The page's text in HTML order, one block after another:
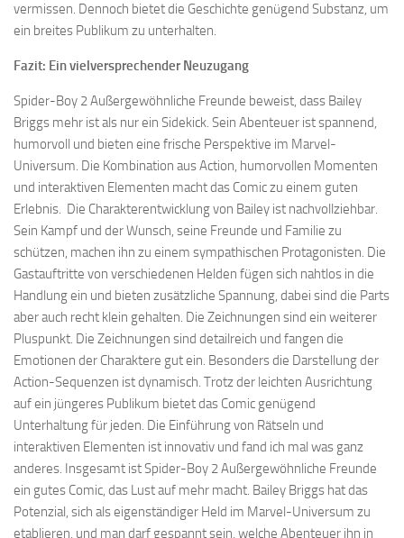
vermissen. Dennoch bietet die Geschichte genügend Substanz, um
ein breites Publikum zu unterhalten.
Fazit: Ein vielversprechender Neuzugang
Spider-Boy 2 Außergewöhnliche Freunde beweist, dass Bailey
Briggs mehr ist als nur ein Sidekick. Sein Abenteuer ist spannend,
humorvoll und bieten eine frische Perspektive im Marvel-
Universum. Die Kombination aus Action, humorvollen Momenten
und interaktiven Elementen macht das Comic zu einem guten
Erlebnis. Die Charakterentwicklung von Bailey ist nachvollziehbar.
Sein Kampf und der Wunsch, seine Freunde und Familie zu
schützen, machen ihn zu einem sympathischen Protagonisten. Die
Gastauftritte von verschiedenen Helden fügen sich nahtlos in die
Handlung ein und bieten zusätzliche Spannung, dabei sind die Parts
aber auch recht klein gehalten. Die Zeichnungen sind ein weiterer
Pluspunkt. Die Zeichnungen sind detailreich und fangen die
Emotionen der Charaktere gut ein. Besonders die Darstellung der
Action-Sequenzen ist dynamisch. Trotz der leichten Ausrichtung
auf ein jüngeres Publikum bietet das Comic genügend
Unterhaltung für jeden. Die Einführung von Rätseln und
interaktiven Elementen ist innovativ und fand ich mal was ganz
anderes. Insgesamt ist Spider-Boy 2 Außergewöhnliche Freunde
ein gutes Comic, das Lust auf mehr macht. Bailey Briggs hat das
Potenzial, sich als eigenständiger Held im Marvel-Universum zu
etablieren, und man darf gespannt sein, welche Abenteuer ihn in